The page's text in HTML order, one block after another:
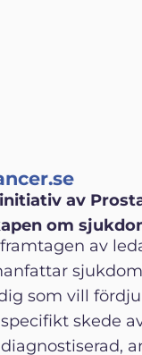
av
om
av
som vill
skede